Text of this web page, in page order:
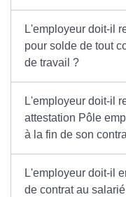
L'employeur doit-il
pour solde de tout
de travail ?
L'employeur doit-il
attestation Pôle
à la fin de son
L'employeur doit-il
de contrat au